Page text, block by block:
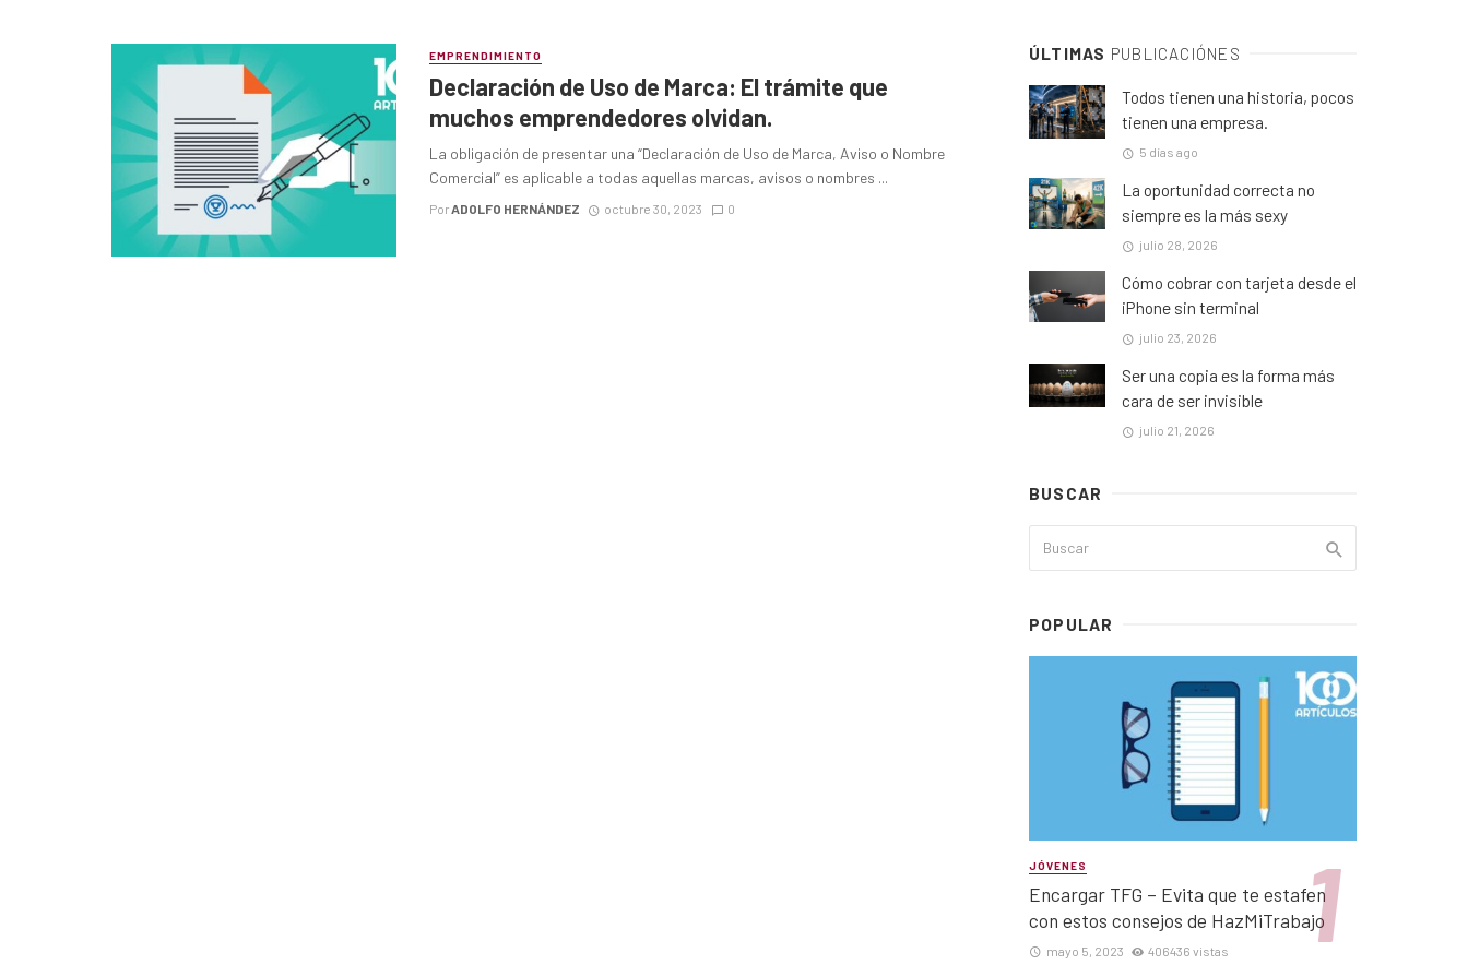
EMPRENDIMIENTO
Declaración de Uso de Marca: El trámite que
muchos emprendedores olvidan.
La obligación de presentar una “Declaración de Uso de Marca, Aviso o Nombre
Comercial” es aplicable a todas aquellas marcas, avisos o nombres ...
PorADOLFO HERNÁNDEZ octubre 30, 2023 0
ÚLTIMAS PUBLICACIÓNES
Todos tienen una historia, pocos
tienen una empresa.
5 días ago
La oportunidad correcta no
siempre es la más sexy
julio 28, 2026
Cómo cobrar con tarjeta desde el
iPhone sin terminal
julio 23, 2026
Ser una copia es la forma más
cara de ser invisible
julio 21, 2026
BUSCAR
POPULAR
JÓVENES
Encargar TFG – Evita que te estafen
con estos consejos de HazMiTrabajo
mayo 5, 2023 406436 vistas